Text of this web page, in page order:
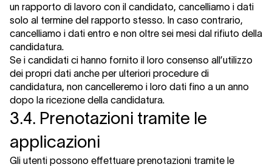
un rapporto di lavoro con il candidato, cancelliamo i dati
solo al termine del rapporto stesso. In caso contrario,
cancelliamo i dati entro e non oltre sei mesi dal rifiuto della
candidatura.
Se i candidati ci hanno fornito il loro consenso all’utilizzo
dei propri dati anche per ulteriori procedure di
candidatura, non cancelleremo i loro dati fino a un anno
dopo la ricezione della candidatura.
3.4. Prenotazioni tramite le
applicazioni
Gli utenti possono effettuare prenotazioni tramite le